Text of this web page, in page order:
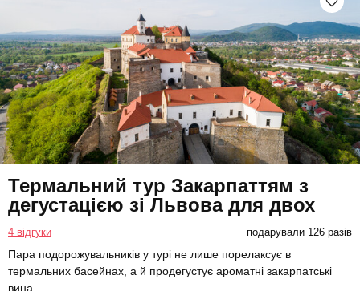
Термальний тур Закарпаттям з
дегустацією зі Львова для двох
4 відгуки подарували 126 разів
Пара подорожувальників у турі не лише порелаксує в
термальних басейнах, а й продегустує ароматні закарпатські
вина.